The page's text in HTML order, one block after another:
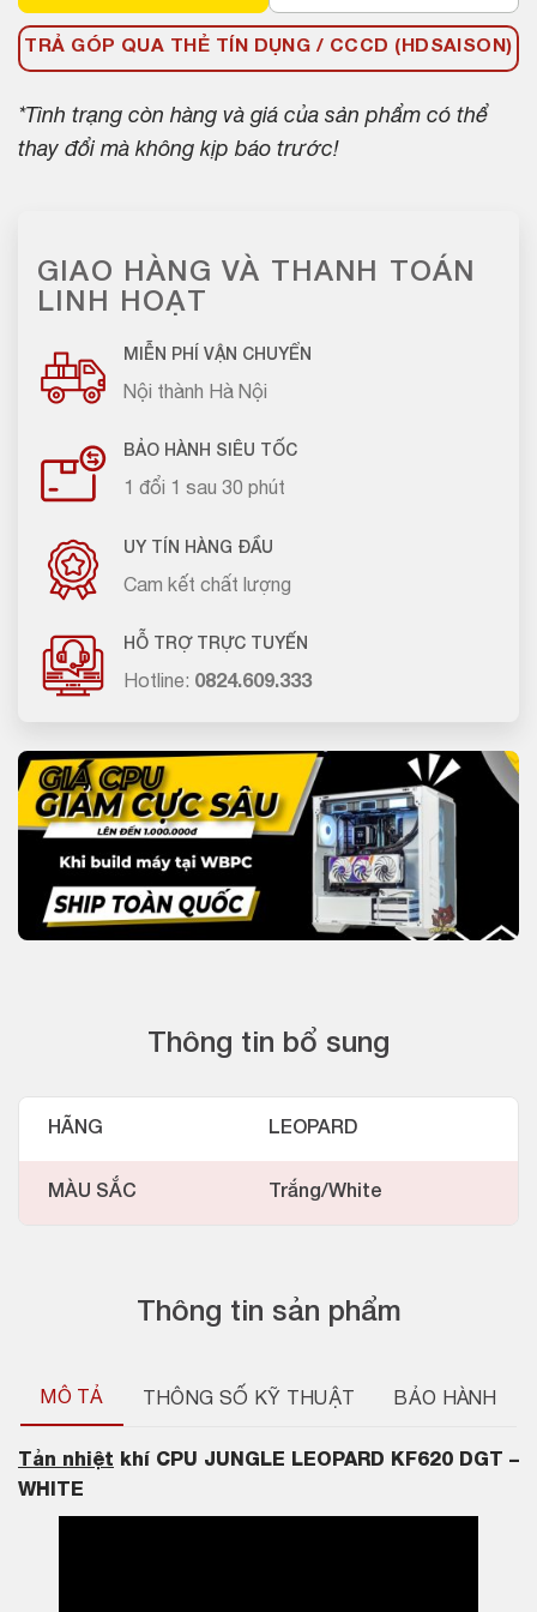
TRẢ GÓP QUA THẺ TÍN DỤNG / CCCD (HDSAISON)
*Tình trạng còn hàng và giá của sản phẩm có thể
thay đổi mà không kịp báo trước!
GIAO HÀNG VÀ THANH TOÁN
LINH HOẠT
MIỄN PHÍ VẬN CHUYỂN
Nội thành Hà Nội
BẢO HÀNH SIÊU TỐC
1 đổi 1 sau 30 phút
UY TÍN HÀNG ĐẦU
Cam kết chất lượng
HỖ TRỢ TRỰC TUYẾN
Hotline: 0824.609.333
Thông tin sản phẩm
MÔ TẢ THÔNG SỐ KỸ THUẬT BẢO HÀNH
Tản nhiệt khí CPU JUNGLE LEOPARD KF620 DGT –
WHITE
Thông tin bổ sung
HÃNG LEOPARD
MÀU SẮC Trắng/White